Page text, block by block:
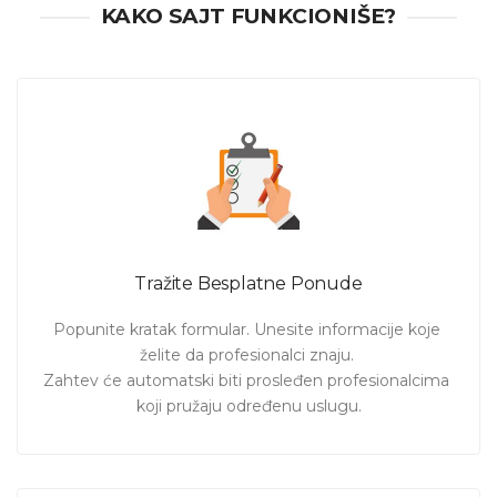
Usled mnogobrojnih obaveza ne stižete da završite rad na
cene i rokove za izradu rada. Izaberite ponudu koja Vam
KAKO SAJT FUNKCIONIŠE?
Tražite Besplatne Ponude
Popunite kratak formular. Unesite informacije koje
želite da profesionalci znaju.
Zahtev će automatski biti prosleđen profesionalcima
koji pružaju određenu uslugu.